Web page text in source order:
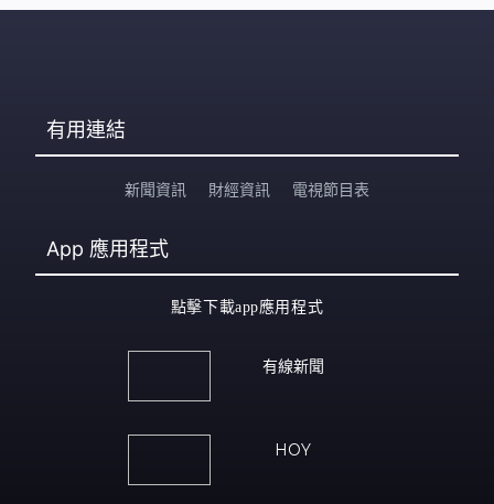
有用連結
新聞資訊 財經資訊 電視節目表
App 應用程式
點擊下載app應用程式
有線新聞
HOY